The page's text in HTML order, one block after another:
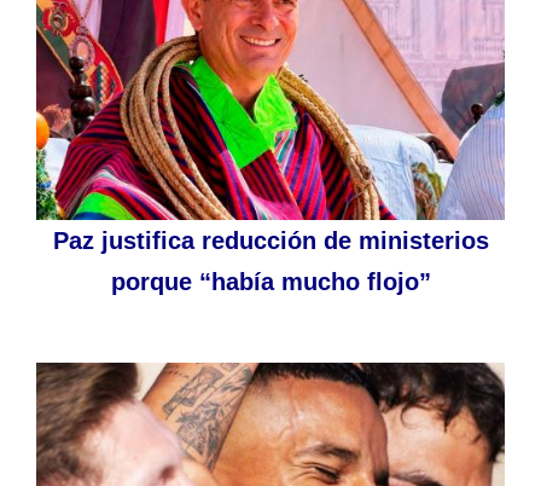
Paz justifica reducción de ministerios
porque “había mucho flojo”